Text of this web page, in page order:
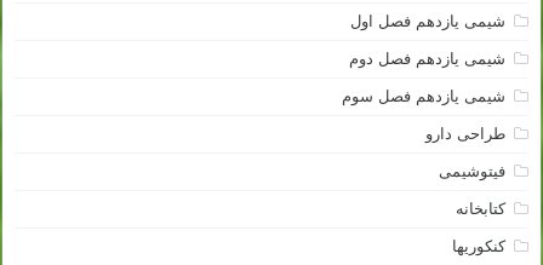
شیمی یازدهم فصل اول
شیمی یازدهم فصل دوم
شیمی یازدهم فصل سوم
طراحی دارو
فیتوشیمی
کتابخانه
کنکوریها